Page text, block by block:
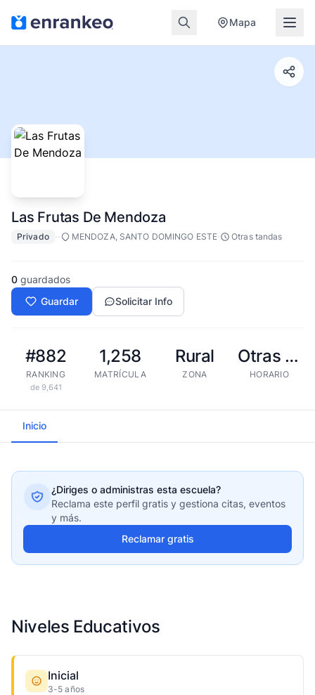
Mapa
Las Frutas De Mendoza
Privado ·· MENDOZA, SANTO DOMINGO ESTE· Otras tandas
0 guardados
Guardar
Solicitar Info
#882
RANKING
de 9,641
1,258
MATRÍCULA
Rural
ZONA
Otras tandas
HORARIO
Inicio
¿Diriges o administras esta escuela?
Reclama este perfil gratis y gestiona citas, eventos
y más.
Reclamar gratis
Niveles Educativos
Inicial
3-5 años